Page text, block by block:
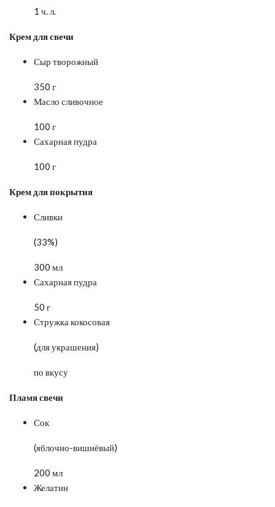
1 ч. л.
Крем для свечи
Сыр творожный
350 г
Масло сливочное
100 г
Сахарная пудра
100 г
Крем для покрытия
Сливки
(33%)
300 мл
Сахарная пудра
50 г
Стружка кокосовая
(для украшения)
по вкусу
Пламя свечи
Сок
(яблочно-вишнёвый)
200 мл
Желатин